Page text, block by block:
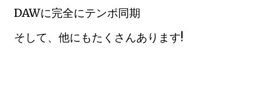
DAWに完全にテンポ同期
そして、他にもたくさんあります!